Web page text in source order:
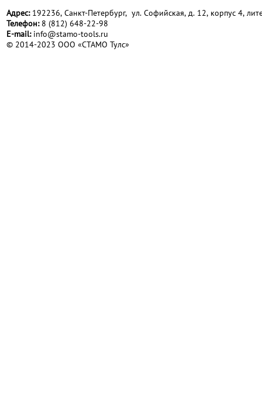
Адрес:192236, Санкт-Петербург, ул. Софийская, д. 12, корпус 4,
Телефон:8 (812) 648-22-98
Е-mail: info@stamo-tools.ru
© 2014-2023 ООО «СТАМО Тулс»